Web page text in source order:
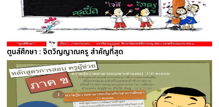
ตูนส์ศึกษา : จิตวิญญาณครู สำคัญที่สุด